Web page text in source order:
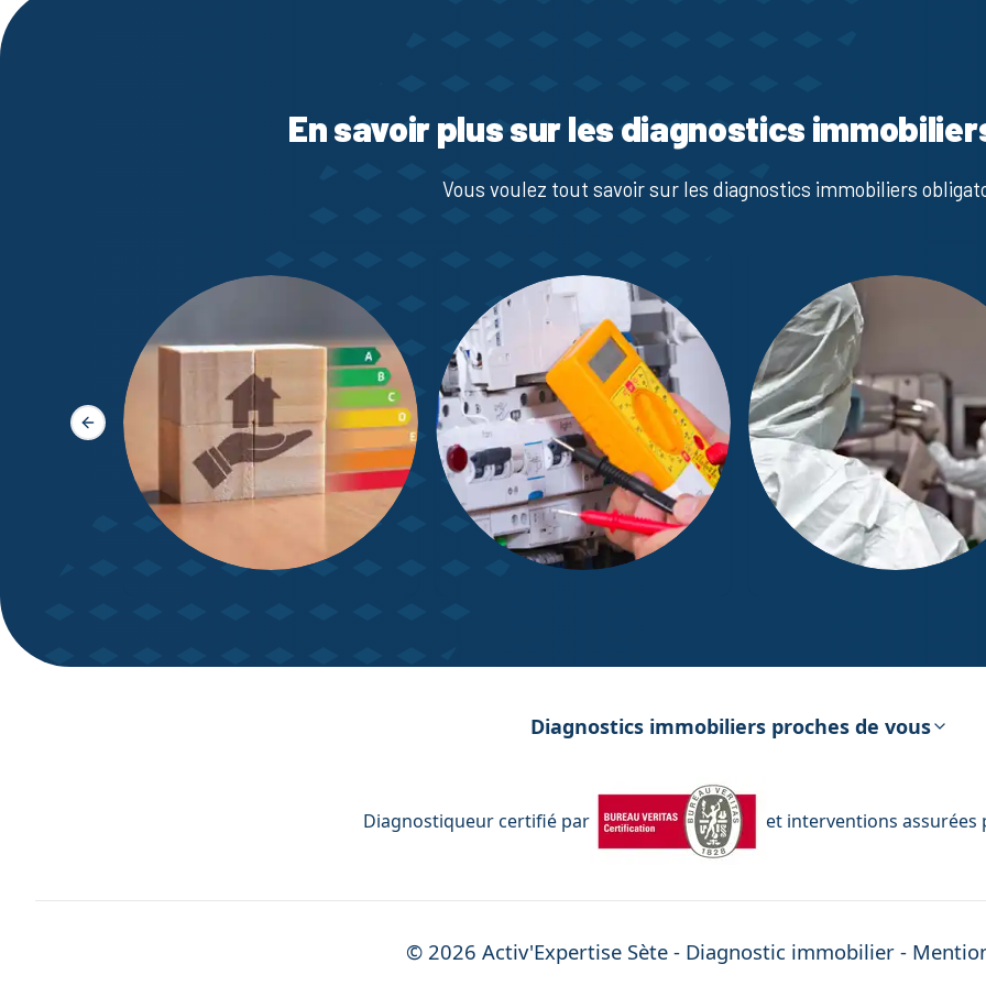
En savoir plus sur les diagnostics
Vous voulez tout savoir sur les diagnostics immobiliers
Slide précédente
Diagnostics immobiliers proches de vous
Diagnostiqueur certifié par et interventions assurées
© 2026 Activ'Expertise Sète - Diagnostic immobilier -